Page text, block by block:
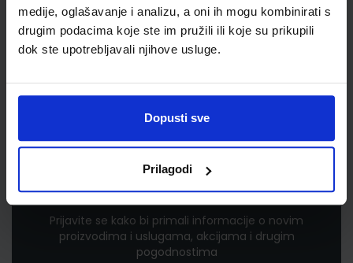
medije, oglašavanje i analizu, a oni ih mogu kombinirati s
drugim podacima koje ste im pružili ili koje su prikupili
dok ste upotrebljavali njihove usluge.
Dopusti sve
Prilagodi
Newsletter prijava
Prijavite se kako bi primali informacije o novim
proizvodima i uslugama, akcijama i drugim
pogodnostima